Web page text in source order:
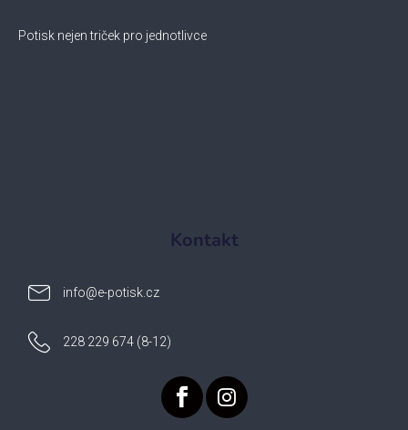
Potisk nejen triček pro jednotlivce
Kontakt
info@e-potisk.cz
228 229 674 (8-12)